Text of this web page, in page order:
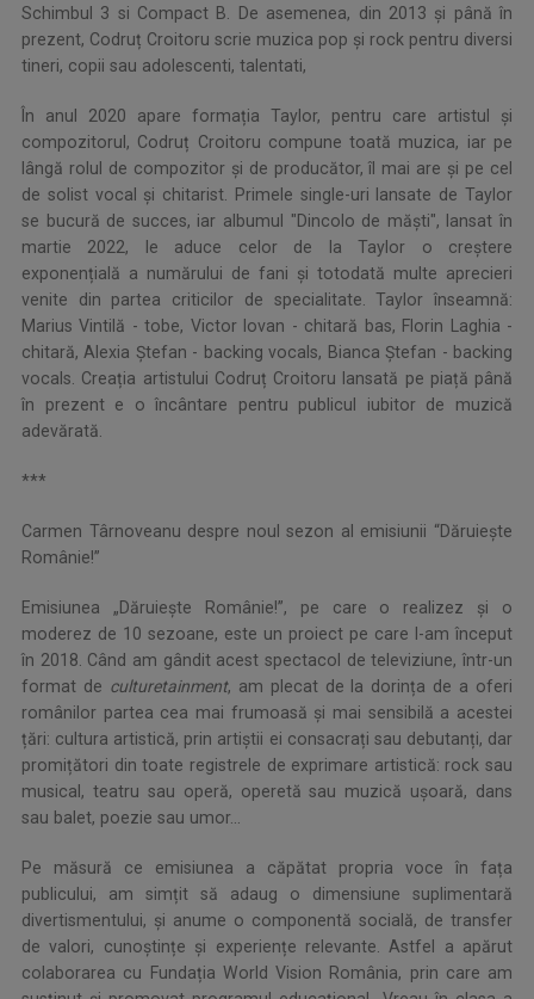
Schimbul 3 si Compact B. De asemenea, din 2013 și până în
prezent, Codruț Croitoru scrie muzica pop și rock pentru diversi
tineri, copii sau adolescenti, talentati,
În anul 2020 apare formația Taylor, pentru care artistul și
compozitorul, Codruț Croitoru compune toată muzica, iar pe
lângă rolul de compozitor și de producător, îl mai are și pe cel
de solist vocal și chitarist. Primele single-uri lansate de Taylor
se bucură de succes, iar albumul "Dincolo de măști", lansat în
martie 2022, le aduce celor de la Taylor o creștere
exponențială a numărului de fani și totodată multe aprecieri
venite din partea criticilor de specialitate. Taylor înseamnă:
Marius Vintilă - tobe, Victor Iovan - chitară bas, Florin Laghia -
chitară, Alexia Ștefan - backing vocals, Bianca Ștefan - backing
vocals. Creația artistului Codruț Croitoru lansată pe piață până
în prezent e o încântare pentru publicul iubitor de muzică
adevărată.
***
Carmen Târnoveanu despre noul sezon al emisiunii “Dăruiește
Românie!”
Emisiunea „Dăruiește Românie!”, pe care o realizez și o
moderez de 10 sezoane, este un proiect pe care l-am început
în 2018. Când am gândit acest spectacol de televiziune, într-un
format de culturetainment, am plecat de la dorința de a oferi
românilor partea cea mai frumoasă și mai sensibilă a acestei
țări: cultura artistică, prin artiștii ei consacrați sau debutanți, dar
promițători din toate registrele de exprimare artistică: rock sau
musical, teatru sau operă, operetă sau muzică ușoară, dans
sau balet, poezie sau umor...
Pe măsură ce emisiunea a căpătat propria voce în fața
publicului, am simțit să adaug o dimensiune suplimentară
divertismentului, și anume o componentă socială, de transfer
de valori, cunoștințe și experiențe relevante. Astfel a apărut
colaborarea cu Fundația World Vision România, prin care am